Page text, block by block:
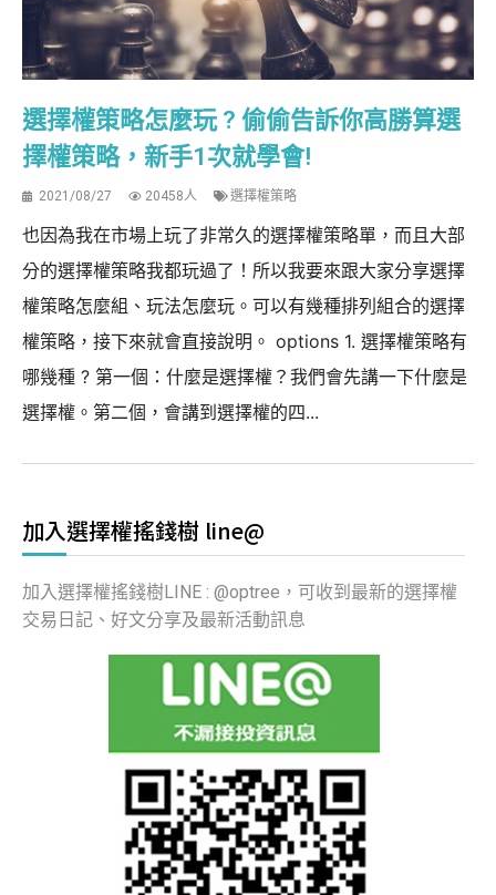
選擇權策略怎麼玩 ? 偷偷告訴你高勝算選
擇權策略，新手1次就學會!
2021/08/27 20458人 選擇權策略
也因為我在市場上玩了非常久的選擇權策略單，而且大部
分的選擇權策略我都玩過了！所以我要來跟大家分享選擇
權策略怎麼組、玩法怎麼玩。可以有幾種排列組合的選擇
權策略，接下來就會直接說明。 options 1. 選擇權策略有
哪幾種 ? 第一個：什麼是選擇權？我們會先講一下什麼是
選擇權。第二個，會講到選擇權的四...
加入選擇權搖錢樹 line@
加入選擇權搖錢樹LINE : @optree，可收到最新的選擇權
交易日記、好文分享及最新活動訊息